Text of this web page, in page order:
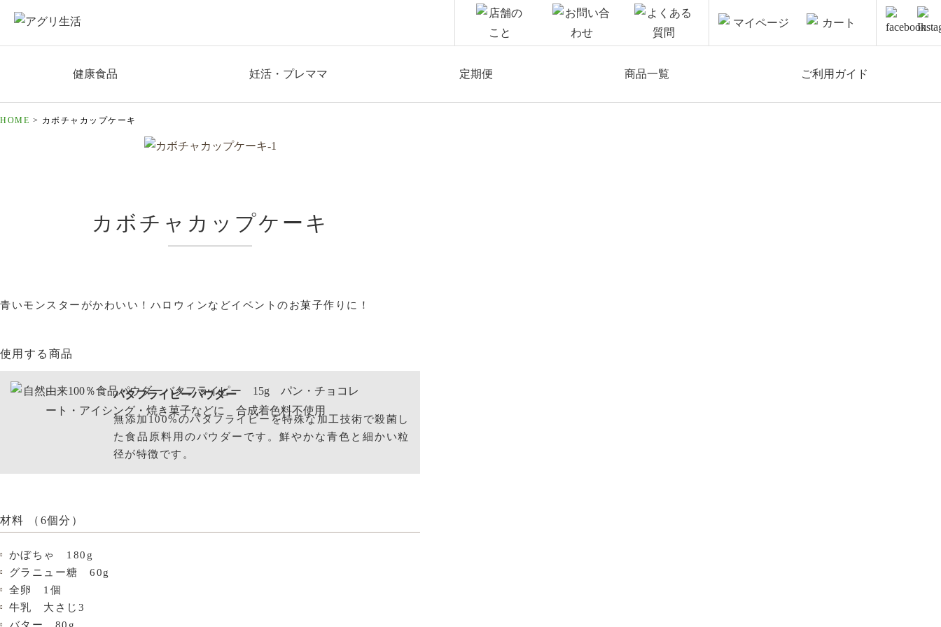
健康食品 妊活・プレママ 定期便 商品一覧 ご利用ガイド
HOME > カボチャカップケーキ
カボチャカップケーキ
青いモンスターがかわいい！ハロウィンなどイベントのお菓子作りに！
使用する商品
バタフライピーパウダー
無添加100%のバタフライピーを特殊な加工技術で殺菌し
た食品原料用のパウダーです。鮮やかな青色と細かい粒
径が特徴です。
材料 （6個分）
かぼちゃ 180g
グラニュー糖 60g
全卵 1個
牛乳 大さじ3
バター 80g